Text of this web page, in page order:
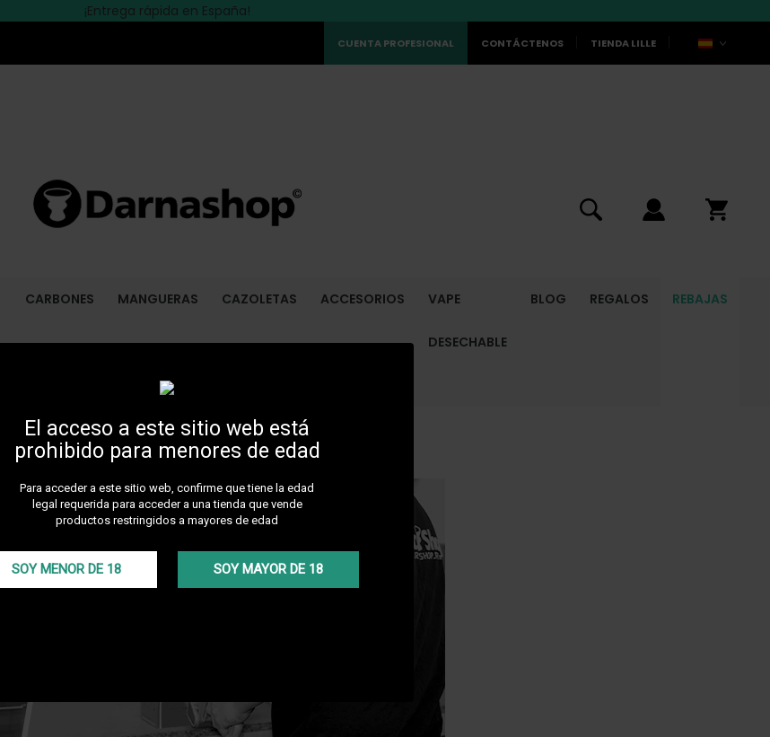
El acceso a este sitio web está
prohibido para menores de edad
Para acceder a este sitio web, confirme que tiene la edad
legal requerida para acceder a una tienda que vende
productos restringidos a mayores de edad
SOY MENOR DE 18 SOY MAYOR DE 18
DescubreLA PROMOCIONdel momento!
¡Entrega rápida en España!
Las mejores marcas están en Darnashop
TIENDA LILLE
CONTÁCTENOS
CUENTA PROFESIONAL
CARBONES MANGUERAS CAZOLETAS ACCESORIOS VAPE
DESECHABLE
BLOG REGALOS REBAJAS